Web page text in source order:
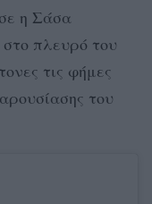
η Σάσα
πλευρό του
τις φήμες
του